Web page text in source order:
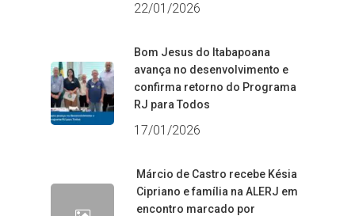
22/01/2026
Bom Jesus do Itabapoana
avança no desenvolvimento e
confirma retorno do Programa
RJ para Todos
17/01/2026
Márcio de Castro recebe Késia
Cipriano e família na ALERJ em
encontro marcado por